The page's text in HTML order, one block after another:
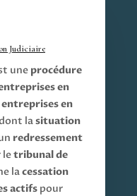
Judiciaire
une procédure
en
entreprises en
lasituation
redressement
letribunal de
lacessation
actifspour